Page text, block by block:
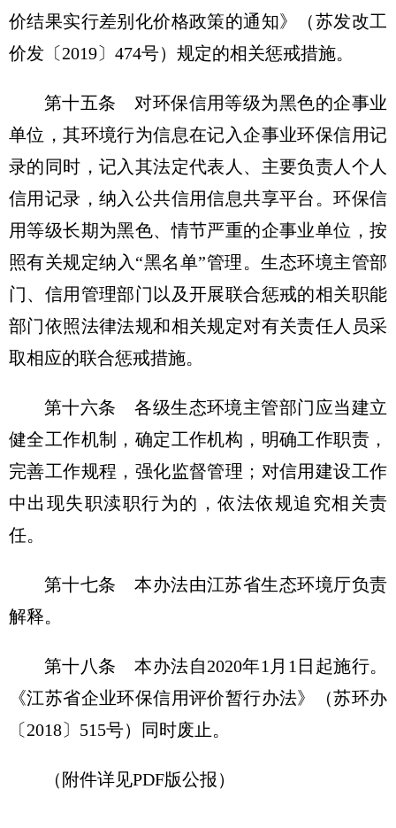
价结果实行差别化价格政策的通知》（苏发改工
价发〔2019〕474号）规定的相关惩戒措施。
第十五条 对环保信用等级为黑色的企事业
单位，其环境行为信息在记入企事业环保信用记
录的同时，记入其法定代表人、主要负责人个人
信用记录，纳入公共信用信息共享平台。环保信
用等级长期为黑色、情节严重的企事业单位，按
照有关规定纳入“黑名单”管理。生态环境主管部
门、信用管理部门以及开展联合惩戒的相关职能
部门依照法律法规和相关规定对有关责任人员采
取相应的联合惩戒措施。
第十六条 各级生态环境主管部门应当建立
健全工作机制，确定工作机构，明确工作职责，
完善工作规程，强化监督管理；对信用建设工作
中出现失职渎职行为的，依法依规追究相关责
任。
第十七条 本办法由江苏省生态环境厅负责
解释。
第十八条 本办法自2020年1月1日起施行。
《江苏省企业环保信用评价暂行办法》（苏环办
〔2018〕515号）同时废止。
（附件详见PDF版公报）